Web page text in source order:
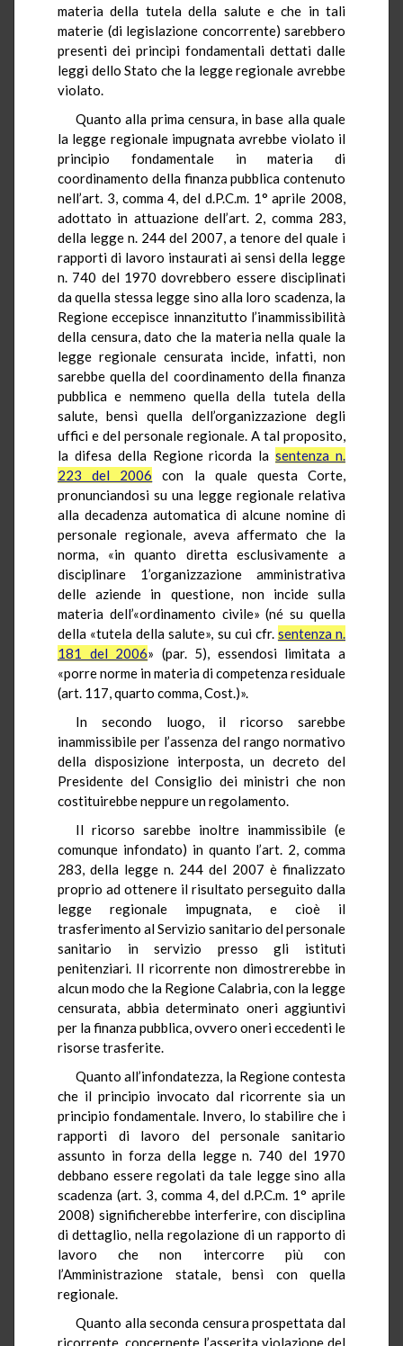
materia della tutela della salute e che in tali
materie (di legislazione concorrente) sarebbero
presenti dei princìpi fondamentali dettati dalle
leggi dello Stato che la legge regionale avrebbe
violato.
Quanto alla prima censura, in base alla quale
la legge regionale impugnata avrebbe violato il
principio fondamentale in materia di
coordinamento della finanza pubblica contenuto
nell’art. 3, comma 4, del d.P.C.m. 1° aprile 2008,
adottato in attuazione dell’art. 2, comma 283,
della legge n. 244 del 2007, a tenore del quale i
rapporti di lavoro instaurati ai sensi della legge
n. 740 del 1970 dovrebbero essere disciplinati
da quella stessa legge sino alla loro scadenza, la
Regione eccepisce innanzitutto l’inammissibilità
della censura, dato che la materia nella quale la
legge regionale censurata incide, infatti, non
sarebbe quella del coordinamento della finanza
pubblica e nemmeno quella della tutela della
salute, bensì quella dell’organizzazione degli
uffici e del personale regionale. A tal proposito,
la difesa della Regione ricorda lasentenza n.
223 del 2006 con la quale questa Corte,
pronunciandosi su una legge regionale relativa
alla decadenza automatica di alcune nomine di
personale regionale, aveva affermato che la
norma, «in quanto diretta esclusivamente a
disciplinare 1’organizzazione amministrativa
delle aziende in questione, non incide sulla
materia dell’«ordinamento civile» (né su quella
della «tutela della salute», su cui cfr. sentenza n.
181 del 2006» (par. 5), essendosi limitata a
«porre norme in materia di competenza residuale
(art. 117, quarto comma, Cost.)».
In secondo luogo, il ricorso sarebbe
inammissibile per l’assenza del rango normativo
della disposizione interposta, un decreto del
Presidente del Consiglio dei ministri che non
costituirebbe neppure un regolamento.
Il ricorso sarebbe inoltre inammissibile (e
comunque infondato) in quanto l’art. 2, comma
283, della legge n. 244 del 2007 è finalizzato
proprio ad ottenere il risultato perseguito dalla
legge regionale impugnata, e cioè il
trasferimento al Servizio sanitario del personale
sanitario in servizio presso gli istituti
penitenziari. Il ricorrente non dimostrerebbe in
alcun modo che la Regione Calabria, con la legge
censurata, abbia determinato oneri aggiuntivi
per la finanza pubblica, ovvero oneri eccedenti le
risorse trasferite.
Quanto all’infondatezza, la Regione contesta
che il principio invocato dal ricorrente sia un
principio fondamentale. Invero, lo stabilire che i
rapporti di lavoro del personale sanitario
assunto in forza della legge n. 740 del 1970
debbano essere regolati da tale legge sino alla
scadenza (art. 3, comma 4, del d.P.C.m. 1° aprile
2008) significherebbe interferire, con disciplina
di dettaglio, nella regolazione di un rapporto di
lavoro che non intercorre più con
l’Amministrazione statale, bensì con quella
regionale.
Quanto alla seconda censura prospettata dal
ricorrente, concernente l’asserita violazione del